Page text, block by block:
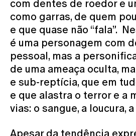
com dentes de roedor e
como garras, de quem
e que quase não “fala”.
é uma personagem com
pessoal, mas a
de uma ameaça oculta,
e sub-reptícia, que em
e que alastra o terror e a
vias: o sangue, a loucura,
Apesar da tendência